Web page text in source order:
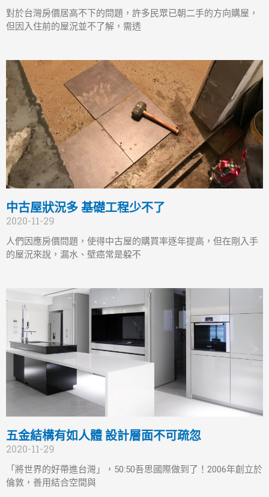
對於台灣房價居高不下的問題，許多民眾已朝二手的方向購屋，
但因入住前的屋況並不了解，需透
中古屋狀況多 基礎工程少不了
2020-11-29
人們因應房價問題，使得中古屋的購買率逐年提高，但在剛入手
的屋況來說，漏水、壁癌常是躱不
五金結構有如人體 設計層面不可疏忽
2020-11-29
「將世界的好帶進台灣」，50:50吾思國際做到了！2006年創立於
倫敦，善用結合空間與